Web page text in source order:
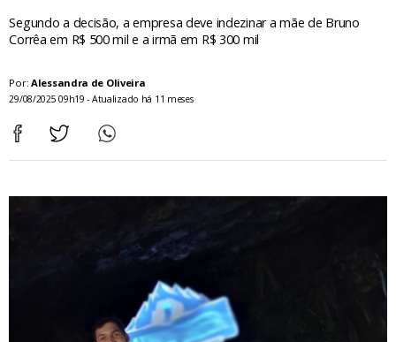
Segundo a decisão, a empresa deve indezinar a mãe de Bruno
Corrêa em R$ 500 mil e a irmã em R$ 300 mil
Por: Alessandra de Oliveira
29/08/2025 09h19 - Atualizado há 11 meses